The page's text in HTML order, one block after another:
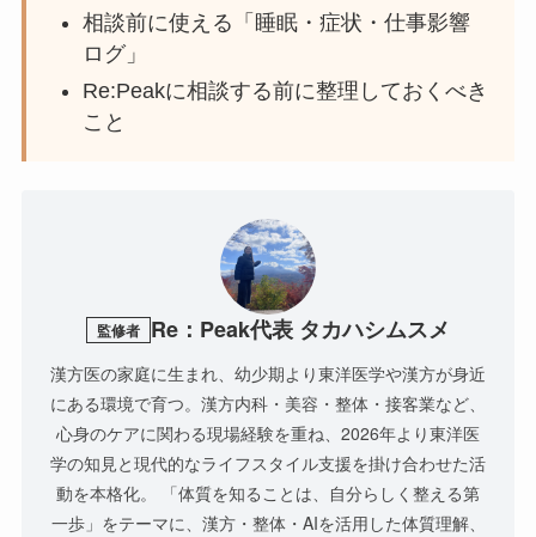
相談前に使える「睡眠・症状・仕事影響
ログ」
Re:Peakに相談する前に整理しておくべき
こと
監修者 Re：Peak代表 タカハシムスメ
漢方医の家庭に生まれ、幼少期より東洋医学や漢方が身近
にある環境で育つ。漢方内科・美容・整体・接客業など、
心身のケアに関わる現場経験を重ね、2026年より東洋医
学の知見と現代的なライフスタイル支援を掛け合わせた活
動を本格化。 「体質を知ることは、自分らしく整える第
一歩」をテーマに、漢方・整体・AIを活用した体質理解、